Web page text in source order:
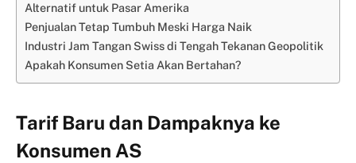
Alternatif untuk Pasar Amerika
Penjualan Tetap Tumbuh Meski Harga Naik
Industri Jam Tangan Swiss di Tengah Tekanan Geopolitik
Apakah Konsumen Setia Akan Bertahan?
Tarif Baru dan Dampaknya ke
Konsumen AS